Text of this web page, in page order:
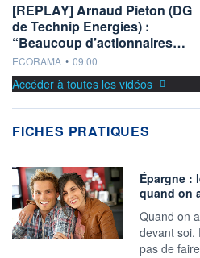
[REPLAY] Arnaud Pieton (DG
de Technip Energies) :
“Beaucoup d’actionnaires…
information fournie par
ECORAMA • 09:00
Accéder à toutes les vidéos
FICHES PRATIQUES
Épargne :
quand on
Quand on
devant soi.
pas de